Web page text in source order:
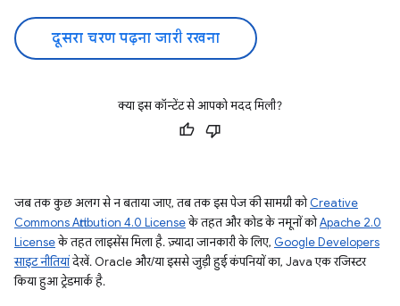
दूसरा चरण पढ़ना जारी रखना
क्या इस कॉन्टेंट से आपको मदद मिली?
जब तक कुछ अलग से न बताया जाए, तब तक इस पेज की सामग्री कोCreative
Commons Attribution 4.0 Licenseके तहत और कोड के नमूनों कोApache 2.0
Licenseके तहत लाइसेंस मिला है. ज़्यादा जानकारी के लिए, Google Developers
साइट नीतियांदेखें. Oracle और/या इससे जुड़ी हुई कंपनियों का, Java एक रजिस्टर
किया हुआ ट्रेडमार्क है.